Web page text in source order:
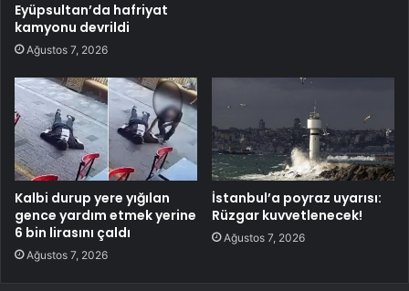
Eyüpsultan’da hafriyat
kamyonu devrildi
Ağustos 7, 2026
Kalbi durup yere yığılan
gence yardım etmek yerine
6 bin lirasını çaldı
Ağustos 7, 2026
İstanbul’a poyraz uyarısı:
Rüzgar kuvvetlenecek!
Ağustos 7, 2026